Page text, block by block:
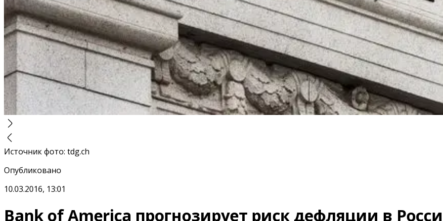
Источник фото: tdg.ch
Опубликовано
10.03.2016, 13:01
Bank of America прогнозирует риск дефляции в